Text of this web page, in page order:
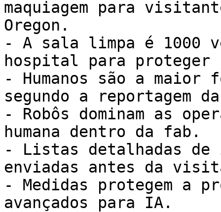
maquiagem para
Oregon.
- A sala limpa é 1000
hospital para proteger
- Humanos são a maior
segundo a reportagem
- Robôs dominam as
humana dentro da fab.
- Listas detalhadas
enviadas antes da
- Medidas protegem a
avançados para IA.